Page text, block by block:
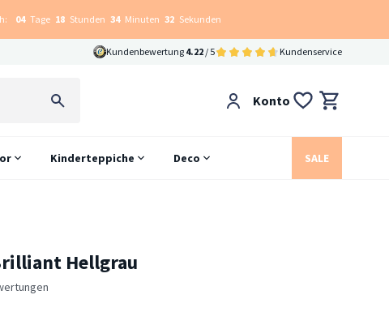
04 Tage 18 Stunden 34 Minuten 31 Sekunden
Kundenbewertung 4.22 / 5 Kundenservice
Konto
Kinderteppiche Deco SALE
Hellgrau